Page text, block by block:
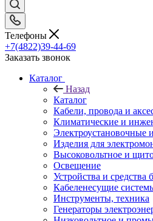
Телефоны
+7(4822)39-44-69
Заказать звонок
Каталог
Назад
Каталог
Кабели, провода и
Климатические и
Электроустановочные
Изделия для
Высоковольтное и
Освещение
Устройства и средства
Кабеленесущие
Инструменты, техника
Генераторы